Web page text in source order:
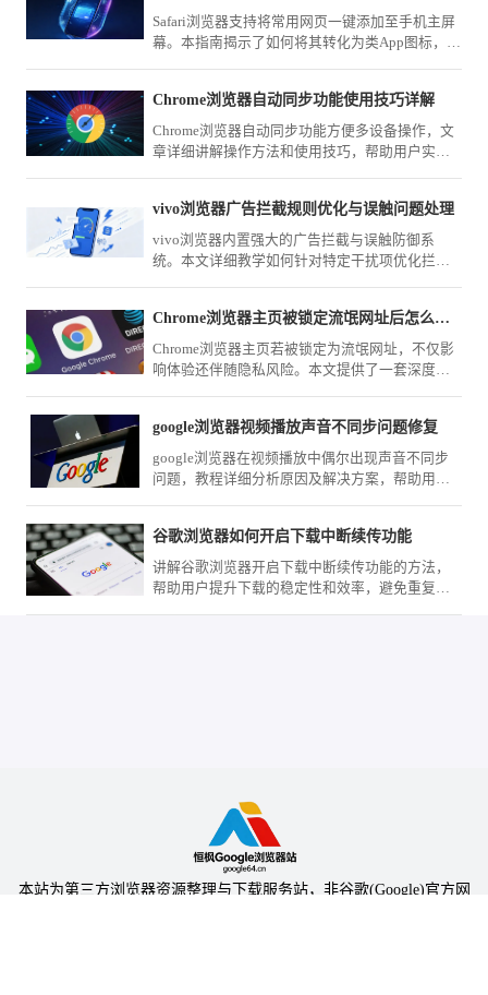
Safari浏览器支持将常用网页一键添加至手机主屏
幕。本指南揭示了如何将其转化为类App图标，实
Chrome浏览器自动同步功能使用技巧详解
Chrome浏览器自动同步功能方便多设备操作，文
章详细讲解操作方法和使用技巧，帮助用户实现
vivo浏览器广告拦截规则优化与误触问题处理
vivo浏览器内置强大的广告拦截与误触防御系
统。本文详细教学如何针对特定干扰项优化拦截
Chrome浏览器主页被锁定流氓网址后怎么通过注册表彻底修复
Chrome浏览器主页若被锁定为流氓网址，不仅影
响体验还伴随隐私风险。本文提供了一套深度清
google浏览器视频播放声音不同步问题修复
google浏览器在视频播放中偶尔出现声音不同步
问题，教程详细分析原因及解决方案，帮助用户
谷歌浏览器如何开启下载中断续传功能
讲解谷歌浏览器开启下载中断续传功能的方法，
帮助用户提升下载的稳定性和效率，避免重复下
本站为第三方浏览器资源整理与下载服务站，非谷歌(Google)官方网